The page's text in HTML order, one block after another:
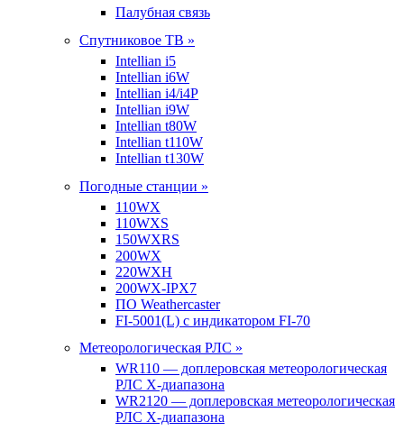
Палубная связь
Спутниковое ТВ »
Intellian i5
Intellian i6W
Intellian i4/i4P
Intellian i9W
Intellian t80W
Intellian t110W
Intellian t130W
Погодные станции »
110WX
110WXS
150WXRS
200WX
220WXH
200WX-IPX7
ПО Weathercaster
FI-5001(L) с индикатором FI-70
Метеорологическая РЛС »
WR110 — доплеровская метеорологическая
РЛС X-диапазона
WR2120 — доплеровская метеорологическая
РЛС X-диапазона